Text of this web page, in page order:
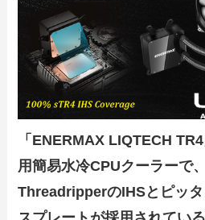
「ENERMAX LIQTECH
用簡易水冷CPUクーラーで
ThreadripperのIHSとピッ